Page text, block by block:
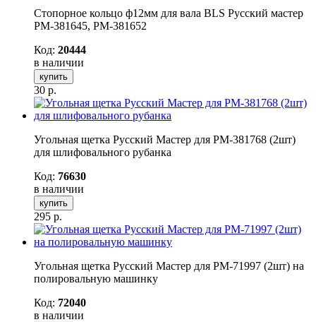
Стопорное кольцо ф12мм для вала BLS Русский мастер
РМ-381645, РМ-381652
Код: 20444
в наличии
купить
30 р.
Угольная щетка Русский Мастер для РМ-381768 (2шт)
для шлифовального рубанка
Код: 76630
в наличии
купить
295 р.
Угольная щетка Русский Мастер для РМ-71997 (2шт) на
полировальную машинку
Код: 72040
в наличии